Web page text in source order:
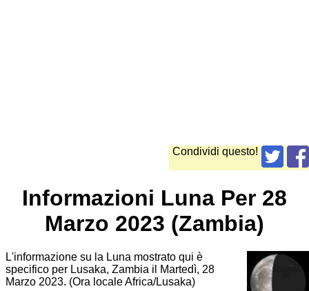
Condividi questo!
Informazioni Luna Per 28
Marzo 2023 (Zambia)
L'informazione su la Luna mostrato qui è
specifico per Lusaka, Zambia il Martedì, 28
Marzo 2023. (Ora locale Africa/Lusaka)